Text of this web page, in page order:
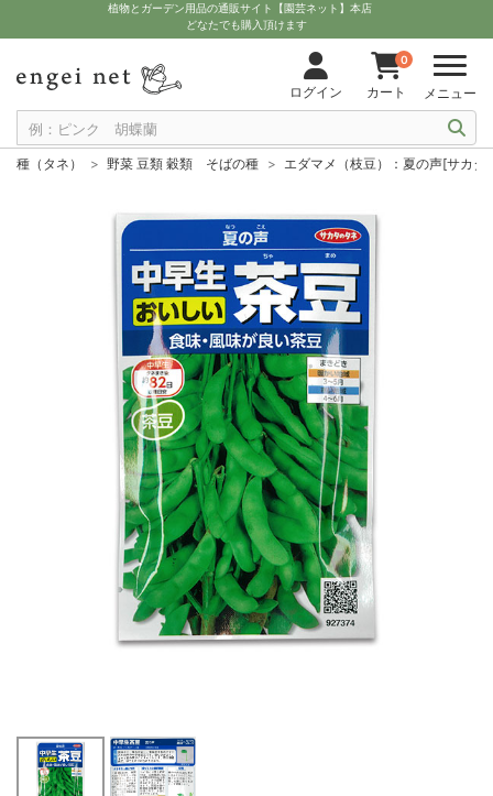
植物とガーデン用品の通販サイト【園芸ネット】本店
どなたでも購入頂けます
ログイン
0
カート メニュー
種（タネ） 野菜 豆類 穀類 そばの種 エダマメ（枝豆）：夏の声[サカ